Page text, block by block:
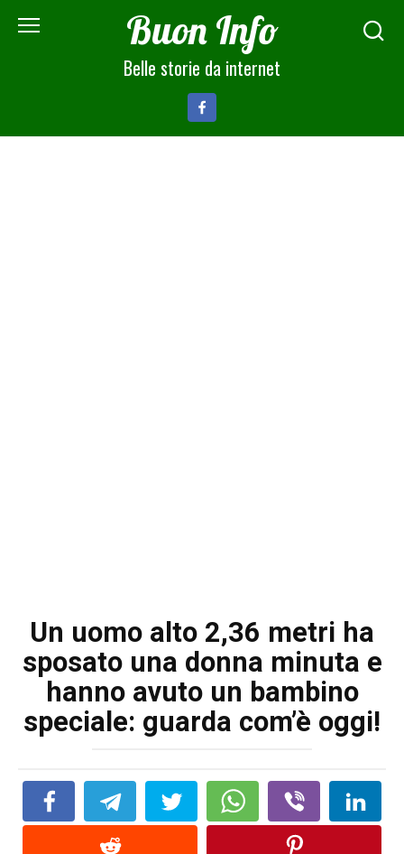
Buon Info
Belle storie da internet
Un uomo alto 2,36 metri ha
sposato una donna minuta e
hanno avuto un bambino
speciale: guarda com’è oggi!